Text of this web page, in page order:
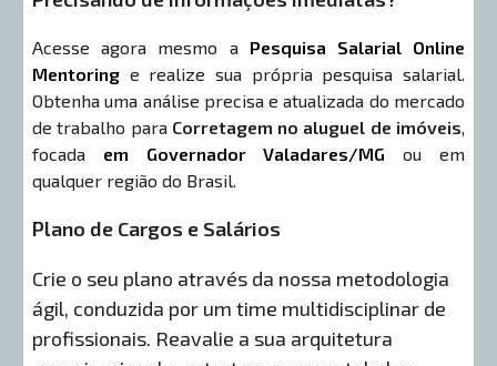
Acesse agora mesmo a Pesquisa Salarial Online
Mentoring e realize sua própria pesquisa salarial.
Obtenha uma análise precisa e atualizada do mercado
de trabalho para Corretagem no aluguel de imóveis,
focada em Governador Valadares/MG ou em
qualquer região do Brasil.
Plano de Cargos e Salários
Crie o seu plano através da nossa metodologia
ágil, conduzida por um time multidisciplinar de
profissionais. Reavalie a sua arquitetura